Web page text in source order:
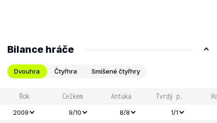
Bilance hráče
Dvouhra Čtyřhra Smíšené čtyřhry
Rok Celkem Antuka Tvrdý p.
2009 9/10 8/8
1/1